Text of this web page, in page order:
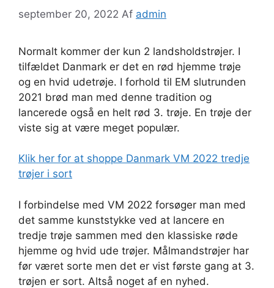
september 20, 2022 Af admin
Normalt kommer der kun 2 landsholdstrøjer. I
tilfældet Danmark er det en rød hjemme trøje
og en hvid udetrøje. I forhold til EM slutrunden
2021 brød man med denne tradition og
lancerede også en helt rød 3. trøje. En trøje der
viste sig at være meget populær.
Klik her for at shoppe Danmark VM 2022 tredje
trøjer i sort
I forbindelse med VM 2022 forsøger man med
det samme kunststykke ved at lancere en
tredje trøje sammen med den klassiske røde
hjemme og hvid ude trøjer. Målmandstrøjer har
før været sorte men det er vist første gang at 3.
trøjen er sort. Altså noget af en nyhed.